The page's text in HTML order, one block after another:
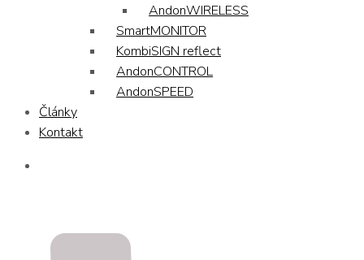
AndonWIRELESS
SmartMONITOR
KombiSIGN reflect
AndonCONTROL
AndonSPEED
Články
Kontakt